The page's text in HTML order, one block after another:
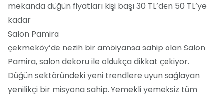
mekanda düğün fiyatları kişi başı 30 TL’den 50 TL’ye
kadar
Salon Pamira
çekmeköy’de nezih bir ambiyansa sahip olan Salon
Pamira, salon dekoru ile oldukça dikkat çekiyor.
Düğün sektöründeki yeni trendlere uyun sağlayan
yenilikçi bir misyona sahip. Yemekli yemeksiz tüm